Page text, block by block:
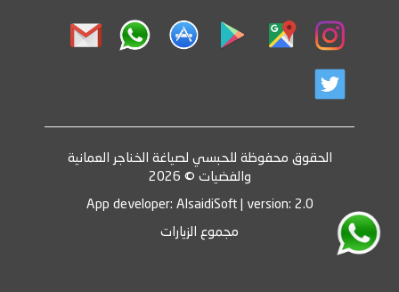
الحقوق محفوظة للحبسي لصياغة الخناجر العمانية
والفضيات © 2026
App developer: AlsaidiSoft | version: 2.0
مجموع الزيارات